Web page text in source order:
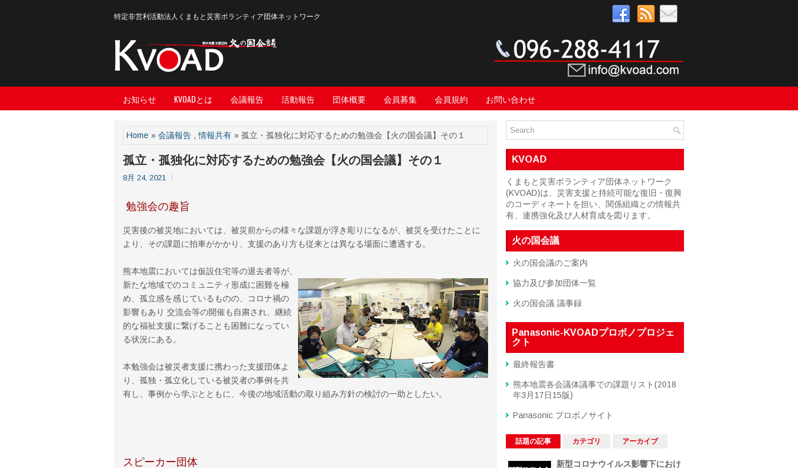
特定非営利活動法人くまもと災害ボランティア団体ネットワーク
お知らせ KVOADとは 会議報告 活動報告 団体概要 会員募集 会員規約 お問い合わせ
Home » 会議報告 ,情報共有 » 孤立・孤独化に対応するための勉強会【火の国会議】その１
孤立・孤独化に対応するための勉強会【火の国会議】その１
8月 24, 2021
勉強会の趣旨
災害後の被災地においては、被災前からの様々な課題が浮き彫りになるが、被災を受けたことに
より、その課題に拍車がかかり、支援のあり方も従来とは異なる場面に遭遇する。
熊本地震においては仮設住宅等の退去者等が、
新たな地域でのコミュニティ形成に困難を極
め、孤立感を感じているものの、コロナ禍の
影響もあり 交流会等の開催も自粛され、継続
的な福祉支援に繋げることも困難になってい
る状況にある。
本勉強会は被災者支援に携わった支援団体よ
り、孤独・孤立化している被災者の事例を共
有し、事例から学ぶとともに、今後の地域活動の取り組み方針の検討の一助としたい。
スピーカー団体
KVOAD
くまもと災害ボランティア団体ネットワーク
(KVOAD)は、災害支援と持続可能な復旧・復興
のコーディネートを担い、関係組織との情報共
有、連携強化及び人材育成を図ります。
火の国会議
火の国会議のご案内
協力及び参加団体一覧
火の国会議 議事録
Panasonic-KVOADプロボノプロジェ
クト
最終報告書
熊本地震各会議体議事での課題リスト(2018
年3月17日15版)
Panasonic プロボノサイト
話題の記事 カテゴリ アーカイブ
新型コロナウイルス影響下におけ